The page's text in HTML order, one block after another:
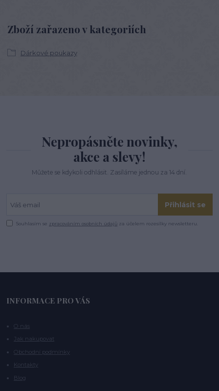
Zboží zařazeno v kategoriích
Dárkové poukazy
Nepropásněte novinky,
akce a slevy!
Můžete se kdykoli odhlásit. Zasíláme jednou za 14 dní.
Přihlásit se
Souhlasím se zpracováním osobních údajů za účelem rozesílky newsletteru.
INFORMACE PRO VÁS
O nás
Jak nakupovat
Obchodní podmínky
Kontakty
Blog